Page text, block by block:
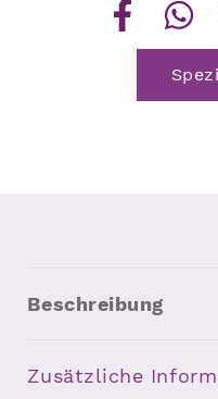
Beschreibung
Zusätzliche